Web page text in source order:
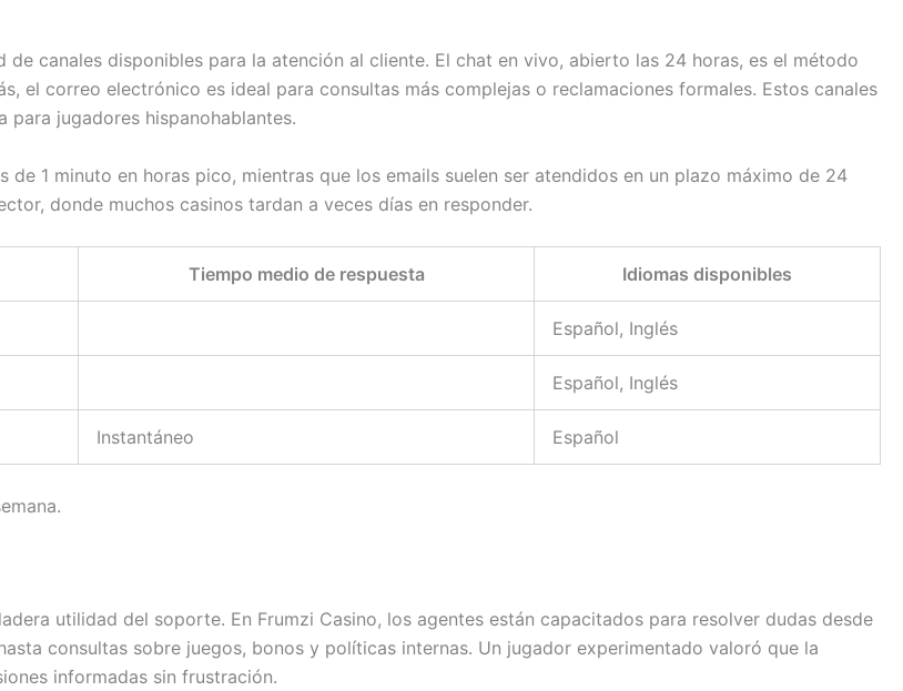
canales disponibles para la atención al cliente. El chat en vivo, abierto las 24 horas, es el método
el correo electrónico es ideal para consultas más complejas o reclamaciones formales. Estos canales
jugadores hispanohablantes.
1 minuto en horas pico, mientras que los emails suelen ser atendidos en un plazo máximo de 24
donde muchos casinos tardan a veces días en responder.
Tiempo medio de respuesta Idiomas disponibles
Español, Inglés
Español, Inglés
Instantáneo Español
utilidad del soporte. En Frumzi Casino, los agentes están capacitados para resolver dudas desde
consultas sobre juegos, bonos y políticas internas. Un jugador experimentado valoró que la
informadas sin frustración.